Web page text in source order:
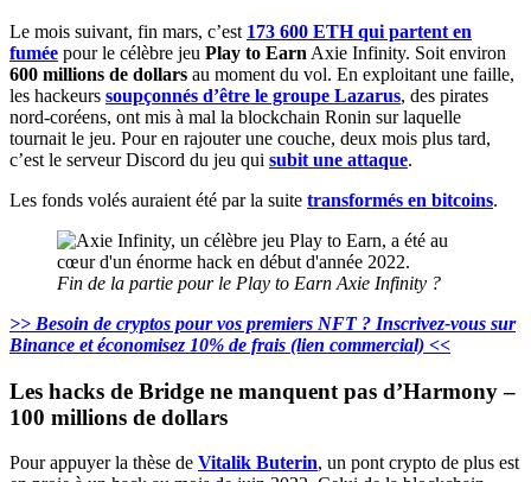
Le mois suivant, fin mars, c’est 173 600 ETH qui partent en
fumée pour le célèbre jeu Play to Earn Axie Infinity. Soit environ
600 millions de dollars au moment du vol. En exploitant une faille,
les hackeurs soupçonnés d’être le groupe Lazarus, des pirates
nord-coréens, ont mis à mal la blockchain Ronin sur laquelle
tournait le jeu. Pour en rajouter une couche, deux mois plus tard,
c’est le serveur Discord du jeu qui subit une attaque.
Les fonds volés auraient été par la suite transformés en bitcoins.
Fin de la partie pour le Play to Earn Axie Infinity ?
>> Besoin de cryptos pour vos premiers NFT ? Inscrivez-vous sur
Binance et économisez 10% de frais (lien commercial) <<
Les hacks de Bridge ne manquent pas d’Harmony –
100 millions de dollars
Pour appuyer la thèse de Vitalik Buterin, un pont crypto de plus est